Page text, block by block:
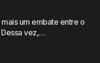
um embate entre o
Dessa vez,…